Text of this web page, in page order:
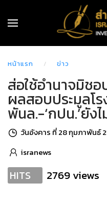
หน้าแรก ข่าว
ส่อใช้อำนาจมิชอ
ผลสอบประมูลโร
พันล.-‘กปน.’ยังไ
วันอังคาร ที่ 28 กุมภาพันธ์
isranews
HITS 2769 views